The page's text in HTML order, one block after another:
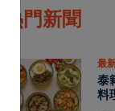
熱門新聞
最
泰
料